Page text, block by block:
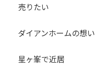
売りたい
ダイアンホームの想い
星ヶ峯で近居